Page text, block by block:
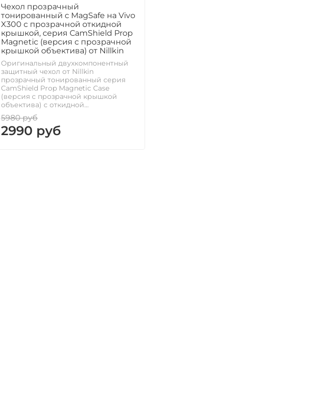
Чехол прозрачный
тонированный с MagSafe на Vivo
X300 с прозрачной откидной
крышкой, серия CamShield Prop
Magnetic (версия с прозрачной
крышкой объектива) от Nillkin
Оригинальный двухкомпонентный
защитный чехол от Nillkin
прозрачный тонированный серия
CamShield Prop Magnetic Case
(версия с прозрачной крышкой
объектива) с откидной...
5980 руб
2990 руб